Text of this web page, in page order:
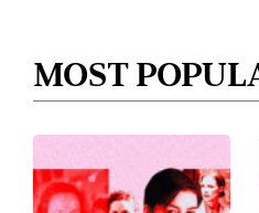
MOST